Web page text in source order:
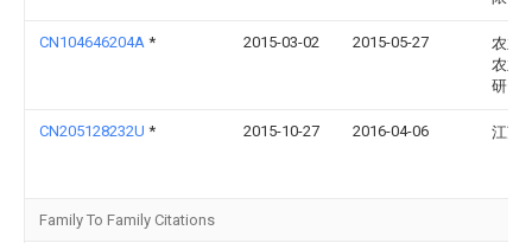
CN104646204A * 2015-03-02 2015-05-27
农业
农业
研究
CN205128232U * 2015-10-27 2016-04-06 江苏
Family To Family Citations